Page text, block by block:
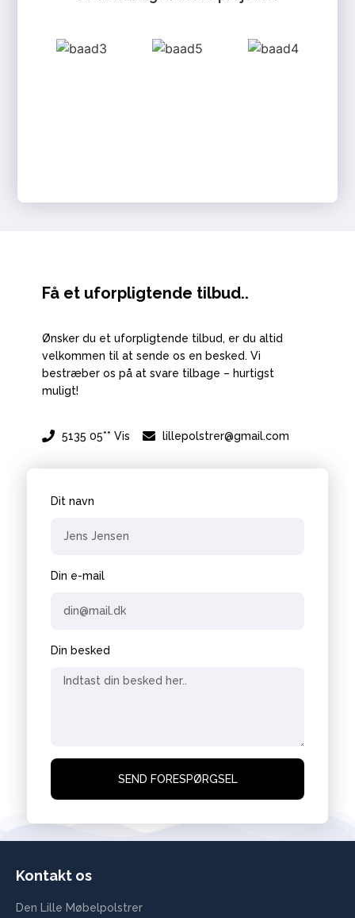
Dit navn
Din e-mail
Din besked
SEND FORESPØRGSEL
Få et uforpligtende tilbud..
Ønsker du et uforpligtende tilbud, er du altid
velkommen til at sende os en besked. Vi
bestræber os på at svare tilbage – hurtigst
muligt!
5135 05** Vis lillepolstrer@gmail.com
Kontakt os
Den Lille Møbelpolstrer